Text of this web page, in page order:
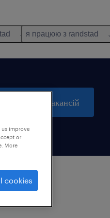
я працюю з randstad
пошук 0 вакансій
improve
or
More
cookies